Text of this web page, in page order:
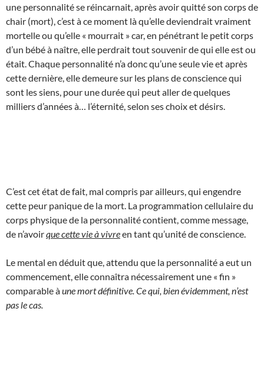
une personnalité se réincarnait, après avoir quitté son corps de
chair (mort), c’est à ce moment là qu’elle deviendrait vraiment
mortelle ou qu’elle « mourrait » car, en pénétrant le petit corps
d’un bébé à naître, elle perdrait tout souvenir de qui elle est ou
était. Chaque personnalité n’a donc qu’une seule vie et après
cette dernière, elle demeure sur les plans de conscience qui
sont les siens, pour une durée qui peut aller de quelques
milliers d’années à… l’éternité, selon ses choix et désirs.
C’est cet état de fait, mal compris par ailleurs, qui engendre
cette peur panique de la mort. La programmation cellulaire du
corps physique de la personnalité contient, comme message,
de n’avoirque cette vie à vivreen tant qu’unité de conscience.
Le mental en déduit que, attendu que la personnalité a eut un
commencement, elle connaîtra nécessairement une « fin »
comparable àune mort définitive. Ce qui, bien évidemment, n’est
pas le cas.